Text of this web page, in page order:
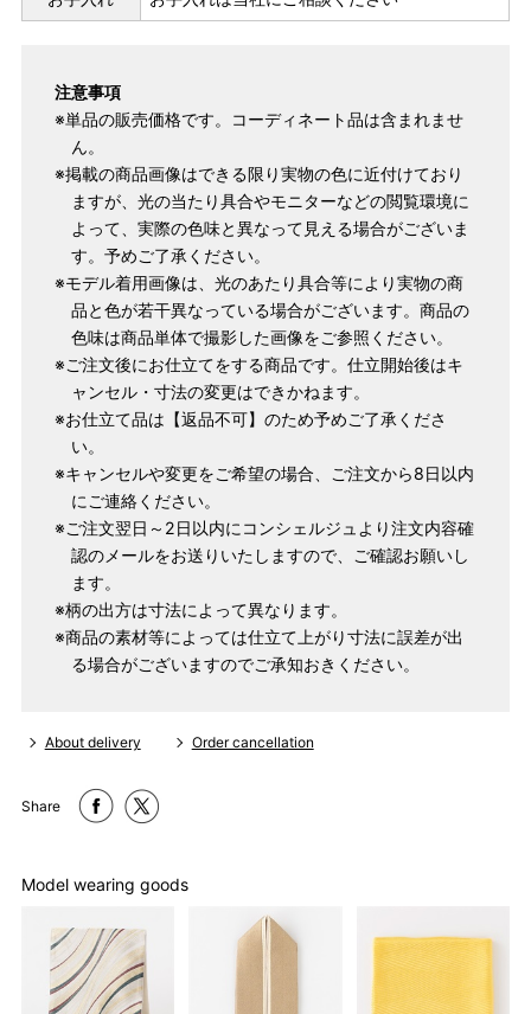
マイサイズでお仕立て（お客様の希望サイズでお仕立て）
サイズ 身長目安 ヒップ目安 身丈
S
～155cm
～85cm
153cm
4尺5分
SW ～95cm
4尺1寸
M ～95cm
159cm
4尺2寸
MW ～100cm
4尺3寸
1 寸法は鯨尺（くじらじゃく）寸法です。もともと鯨のひげで作
られた道具で測っていたので鯨尺と言います。
単位：１尺＝約38cm １寸＝約3.8cm １分＝約0.38cm
2 鯨尺寸法となりますので上表の cm はおおよその長さとなりま
注意事項
※単品の販売価格です。コーディネート品は含まれませ
ん。
※掲載の商品画像はできる限り実物の色に近付けており
ますが、光の当たり具合やモニターなどの閲覧環境に
よって、実際の色味と異なって見える場合がございま
す。予めご了承ください。
※モデル着用画像は、光のあたり具合等により実物の商
品と色が若干異なっている場合がございます。商品の
色味は商品単体で撮影した画像をご参照ください。
※ご注文後にお仕立てをする商品です。仕立開始後はキ
ャンセル・寸法の変更はできかねます。
※お仕立て品は【返品不可】のため予めご了承くださ
い。
※キャンセルや変更をご希望の場合、ご注文から8日以内
にご連絡ください。
※ご注文翌日～2日以内にコンシェルジュより注文内容確
認のメールをお送りいたしますので、ご確認お願いし
ます。
※柄の出方は寸法によって異なります。
※商品の素材等によっては仕立て上がり寸法に誤差が出
る場合がございますのでご承知おきください。
About delivery Order cancellation
Share
Model wearing goods